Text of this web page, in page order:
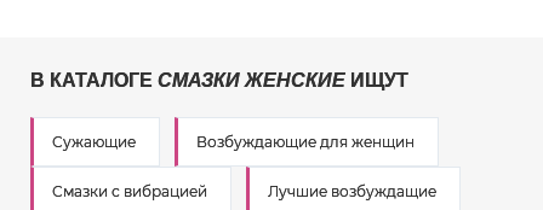
В КАТАЛОГЕ СМАЗКИ ЖЕНСКИЕ ИЩУТ
Сужающие Возбуждающие для женщин
Смазки с вибрацией Лучшие возбуждащие